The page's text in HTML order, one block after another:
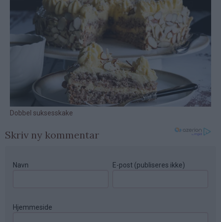
Skriv ny kommentar
Navn E-post (publiseres ikke)
Hjemmeside